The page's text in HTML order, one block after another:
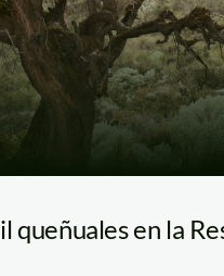
queñuales en la